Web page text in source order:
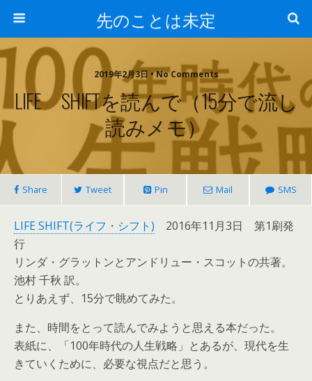
先のことは未定
2019年2月3日 • No Comments
LIFE SHIFTを読んで（15分で流し
読みメモ）
Share Tweet Pin Mail SMS
LIFE SHIFT(ライフ・シフト) 2016年11月3日 第1刷発
行
リンダ・グラットンとアンドリュー・スコットの共著。
池村 千秋 訳。
とりあえず、15分で眺めてみた。
また、時間をとって読んでみようと思える本だった。
表紙に、「100年時代の人生戦略」とあるが、現代を生
きていくために、必要な視点だと思う。